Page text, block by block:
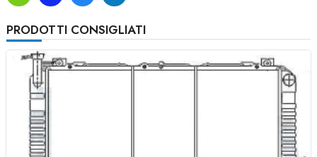
PRODOTTI CONSIGLIATI